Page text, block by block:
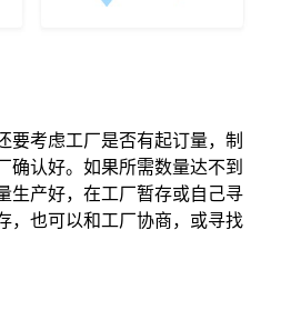
要考虑工厂是否有起订量，制
确认好。如果所需数量达不到
生产好，在工厂暂存或自己寻
，也可以和工厂协商，或寻找